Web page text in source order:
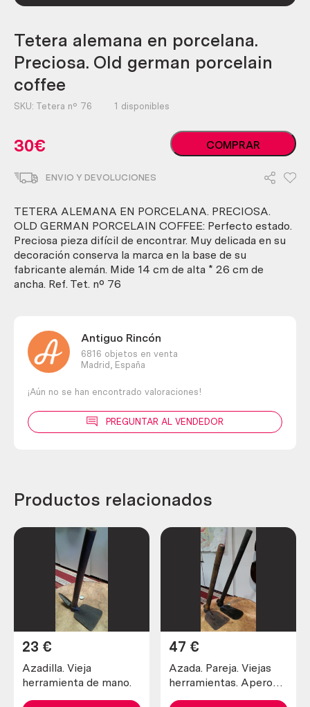
Tetera alemana en porcelana.
Preciosa. Old german porcelain
coffee
SKU: Tetera nº 76 1 disponibles
30€
Tetera
alemana
Old
german
porcelain
coffee
cantidad
COMPRAR
ENVIO Y DEVOLUCIONES
TETERA ALEMANA EN PORCELANA. PRECIOSA.
OLD GERMAN PORCELAIN COFFEE: Perfecto estado.
Preciosa pieza difícil de encontrar. Muy delicada en su
decoración conserva la marca en la base de su
fabricante alemán. Mide 14 cm de alta * 26 cm de
ancha. Ref. Tet. nº 76
Antiguo Rincón
6816 objetos en venta
Madrid,
España
¡Aún no se han encontrado valoraciones!
PREGUNTAR AL VENDEDOR
Productos relacionados
Azadilla. Vieja
herramienta de mano.
23 €
Azada. Pareja. Viejas
herramientas. Aperos
47 €